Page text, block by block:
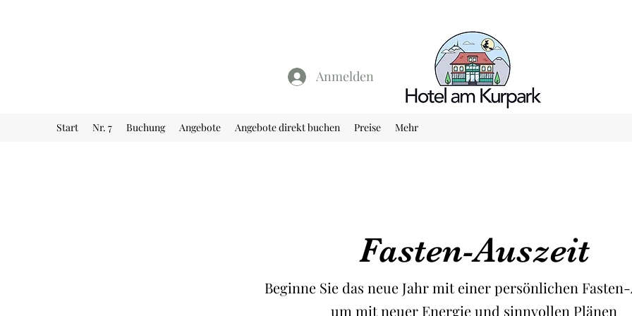
Anmelden
Start Nr. 7 Buchung Angebote Angebote direkt buchen Preise Mehr
Fasten-Auszeit
Beginne Sie das neue Jahr mit einer persönlichen
um mit neuer Energie und sinnvollen Plänen